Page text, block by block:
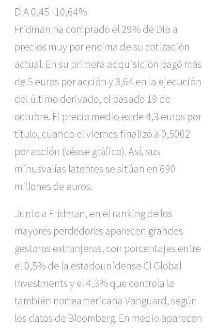
DIA0,45 -10,64%
Fridman ha comprado el 29% de Dia a
precios muy por encima de su cotización
actual. En su primera adquisición pagó más
de 5 euros por acción y 3,64 en la ejecución
del último derivado, el pasado 19 de
octubre. El precio medio es de 4,3 euros por
título, cuando el viernes finalizó a 0,5002
por acción (véase gráfico). Así, sus
minusvalías latentes se sitúan en 690
millones de euros.
Junto a Fridman, en el ranking de los
mayores perdedores aparecen grandes
gestoras extranjeras, con porcentajes entre
el 0,5% de la estadounidense CI Global
Investments y el 4,3% que controla la
también norteamericana Vanguard, según
los datos de Bloomberg. En medio aparecen